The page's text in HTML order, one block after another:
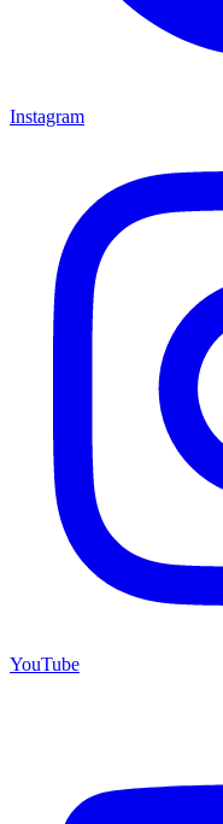
Instagram
YouTube